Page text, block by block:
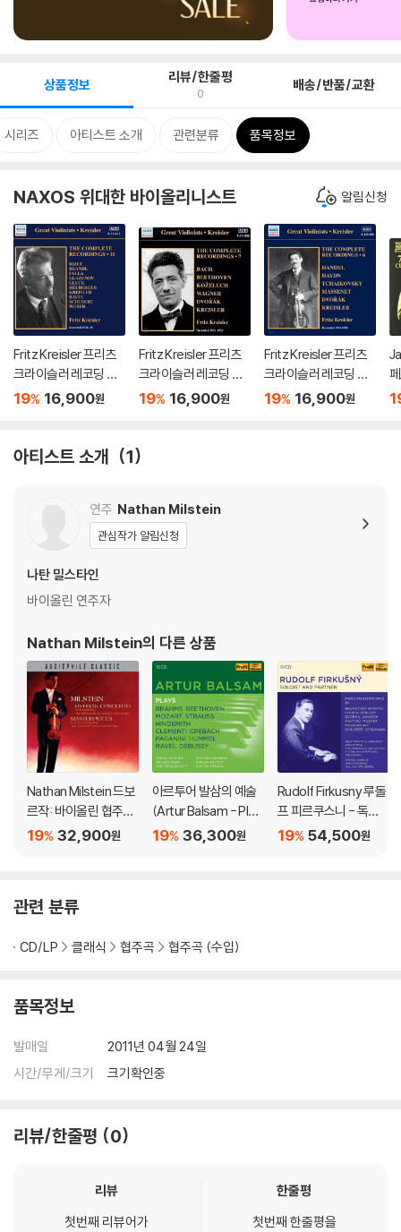
상품정보 리뷰/한줄평
0 배송/반품/교환
시리즈 아티스트 소개 관련분류 품목정보
NAXOS 위대한 바이올리니스트 알림신청
Fritz Kreisler 프리츠
크라이슬러 레코딩 전
곡 11집 - 비제 / 브란들
sts - The Complete
/ Glazunov / Gluck)
19% 16,900원
Fritz Kreisler 프리츠
크라이슬러 레코딩 전
곡 7집 - 바흐 / 베토벤
e Recordings Vol.7 -
19% 16,900원
Fritz Kreisler 프리츠
크라이슬러 레코딩 전
곡 6집 - 헨델 / 하이든
19% 16,900원
아티스트 소개 1
연주 Nathan Milstein
관심작가 알림신청
나탄 밀스타인
바이올린 연주자
Nathan Milstein의 다른 상품
Nathan Milstein 드보
르작: 바이올린 협주곡
(Dvorak Concerto &
32,900원
19%
아르투어 발삼의 예술
(Artur Balsam - Play
s)
36,300원
19%
Rudolf Firkusny 루돌
프 피르쿠스니 - 독주
곡과 실내악 녹음 선집
54,500원
19%
관련 분류
CD/LP 클래식 협주곡 협주곡 (수입)
품목정보
발매일
2011년 04월 24일
시간/무게/크기
크기확인중
리뷰/한줄평 0
리뷰
첫번째 리뷰어가
한줄평
첫번째 한줄평을